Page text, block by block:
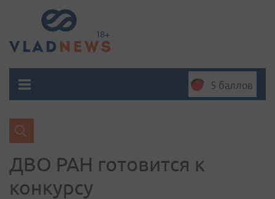
5 баллов
ДВО РАН готовится к
конкурсу